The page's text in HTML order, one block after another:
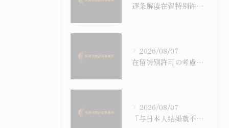
逐条解读在留特别许可之考量事由｜令和6年施行之入管法50条5项与主张之构筑
2026/08/07
在留特別許可の考慮事情を逐条で読む｜令和6年施行の入管法50条5項と主張の組み立て方
2026/08/07
「与日本人结婚就不会被强制遣返」之误解｜配偶在留资格与退去强制事由之关系